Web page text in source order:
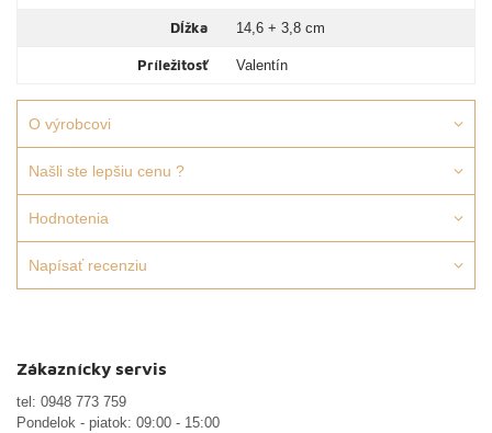
Dĺžka 14,6 + 3,8 cm
Príležitosť Valentín
O výrobcovi
Našli ste lepšiu cenu ?
Hodnotenia
Napísať recenziu
Zákaznícky servis
tel: 0948 773 759
Pondelok - piatok: 09:00 - 15:00